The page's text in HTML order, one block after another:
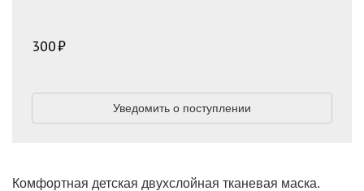
Комфортная детская двухслойная тканевая маска.
300
Уведомить о поступлении